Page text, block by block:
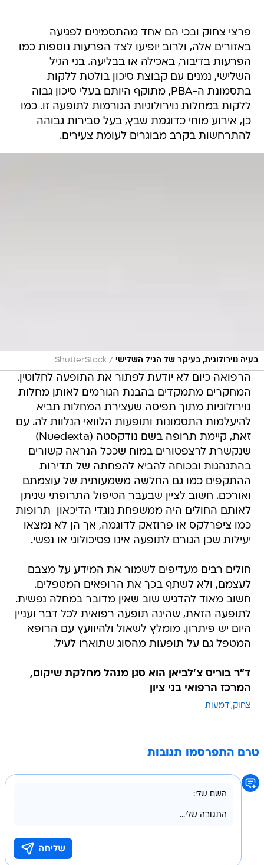
פרצי צחוק ובכי הם אחד מהתסמינים לפגיעה
באזורים אלה, ולרוב יופיעו לצד הפרעות נוספות כמו
הפרעות בדיבור, באכילה או בבליעה. בני הגיל
השלישי, נמנים עם קבוצת סיכון בולטת ללקות
בתסמונת ה-PBA, מתוקף היותם בעלי סיכון גבוה
ללקות במחלות נוירולוגיות הגורמות לתופעה זו. כמו
כן, אירוע מוחי כדוגמת שבץ, בעל סבירות גבוהה
להתרחשות בקרב מבוגרים לעומת צעירים.
בעיה נוירולוגית, בעיקר של הגיל השלישי /
ShutterStock
הרפואה כיום לא יודעת לפתור את התופעה לחלוטין.
המחקרים מתמקדים בהבנת הגורמים לאותן מחלות
נוירולוגיות מתוך תפיסה שעצירת המחלות תביא
להיעלמות התסמונות ותופעות הלוואי הנלוות לה. עם
זאת, קיימת תרופה בשם נודקסטה (Nuedexta)
שנקשרת לרצפטורים במוח שככל הנראה קשורים
בהתנהגות ובכוחה להביא להפחתה של תדירות
ההתקפים כמו גם החלשה משמעותית של עוצמתם
ואורכם. חשוב לציין שבעבר הטיפול התרופתי שניתן
לאותם החולים היה ממשפחת נוגדי הדיכאון  תרופות
כמו ציפרלקס או פרוזאק לדוגמה, אך הן לא נמצאו
יעילות שכן הגורם לתופעה אינו פסיכולוגי או נפשי.
חולים רבים מעדיפים לשמור את המידע על מצבם
לעצמם, ולא לשתף בכך את הרופאים המטפלים.
חשוב מאוד להדגיש שוב שאין מדובר במחלה נפשית.
לתופעה הזאת, שהינה תופעה רפואית לכל דבר ועניין
היום יש פיתרון. מומלץ לשאול ולהיוועץ עם הרופא
המטפל גם על תופעות מהסוג שתוארו לעיל.
ד"ר בוריס צ'לביאן הוא סגן מנהל מחלקת שיקום,
המרכז הרפואי בני ציון
צחוק דמעות
טרם התפרסמו תגובות